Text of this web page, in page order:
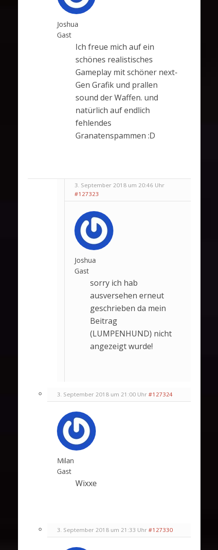
Joshua
Gast
Ich freue mich auf ein
schönes realistisches
Gameplay mit schöner next-
Gen Grafik und prallen
sound der Waffen. und
natürlich auf endlich
fehlendes
Granatenspammen :D
3. September 2018 um 20:46 Uhr
#127323
Joshua
Gast
sorry ich hab
ausversehen erneut
geschrieben da mein
Beitrag
(LUMPENHUND) nicht
angezeigt wurde!
3. September 2018 um 21:00 Uhr #127324
Milan
Gast
Wixxe
3. September 2018 um 21:33 Uhr #127330